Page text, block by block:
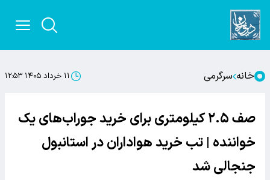
خانه سرگرمی ۱۱ خرداد ۱۴۰۵ ۱۲:۵۳
صف ۲.۵ کیلومتری برای خرید جوراب‌های یک
خواننده | تب خرید هواداران در استانبول
جنجالی شد